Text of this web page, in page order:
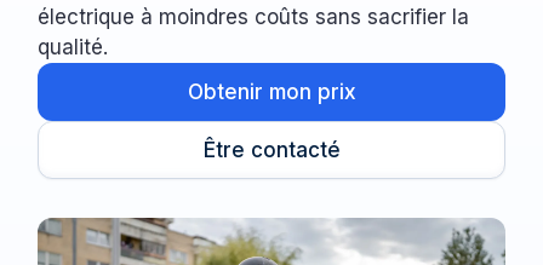
électrique à moindres coûts sans sacrifier la
qualité.
Obtenir mon prix
Être contacté